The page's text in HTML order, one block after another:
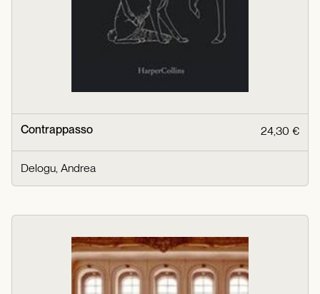
Contrappasso 24,30 €
Delogu, Andrea